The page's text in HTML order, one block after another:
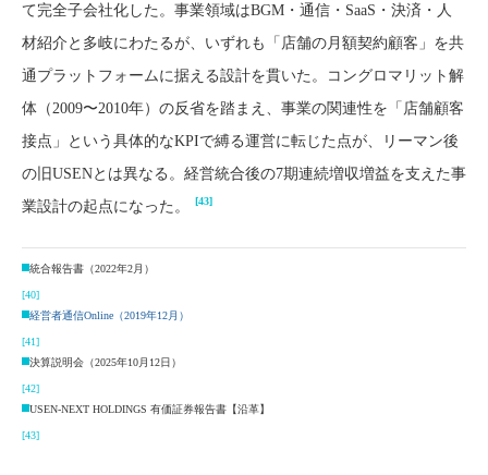
て完全子会社化した。事業領域はBGM・通信・SaaS・決済・人
材紹介と多岐にわたるが、いずれも「店舗の月額契約顧客」を共
通プラットフォームに据える設計を貫いた。コングロマリット解
体（2009〜2010年）の反省を踏まえ、事業の関連性を「店舗顧客
接点」という具体的なKPIで縛る運営に転じた点が、リーマン後
の旧USENとは異なる。経営統合後の7期連続増収増益を支えた事
業設計の起点になった。
[43]
統合報告書（2022年2月）
[40]
経営者通信Online（2019年12月）
[41]
決算説明会（2025年10月12日）
[42]
USEN-NEXT HOLDINGS 有価証券報告書【沿革】
[43]